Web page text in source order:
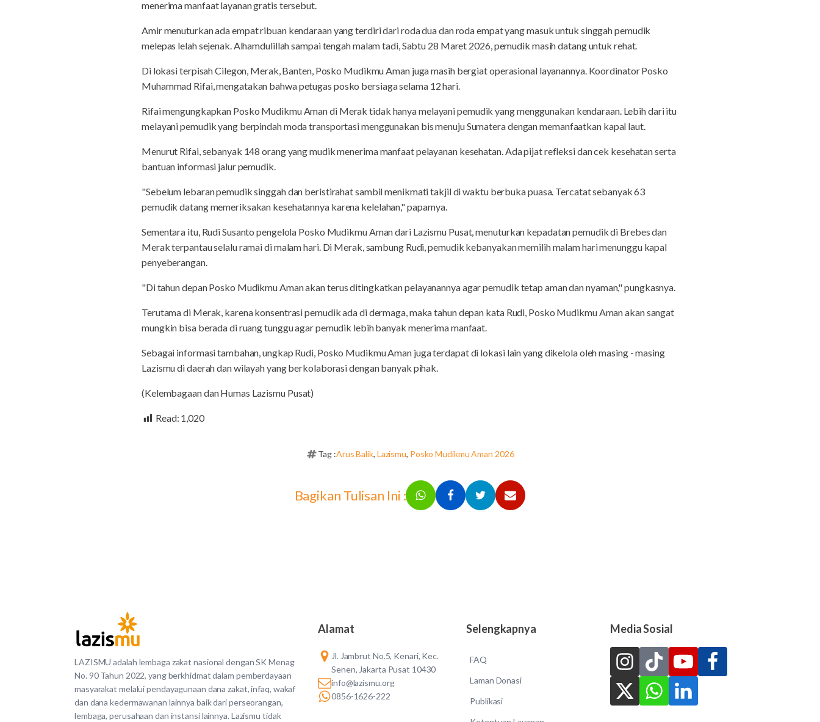
menerima manfaat layanan gratis tersebut.
Amir menuturkan ada empat ribuan kendaraan yang terdiri dari roda dua dan roda empat yang masuk untuk singgah pemudik
melepas lelah sejenak. Alhamdulillah sampai tengah malam tadi, Sabtu 28 Maret 2026, pemudik masih datang untuk rehat.
Di lokasi terpisah Cilegon, Merak, Banten, Posko Mudikmu Aman juga masih bergiat operasional layanannya. Koordinator Posko
Muhammad Rifai, mengatakan bahwa petugas posko bersiaga selama 12 hari.
Rifai mengungkapkan Posko Mudikmu Aman di Merak tidak hanya melayani pemudik yang menggunakan kendaraan. Lebih dari itu
melayani pemudik yang berpindah moda transportasi menggunakan bis menuju Sumatera dengan memanfaatkan kapal laut.
Menurut Rifai, sebanyak 148 orang yang mudik menerima manfaat pelayanan kesehatan. Ada pijat refleksi dan cek kesehatan serta
bantuan informasi jalur pemudik.
"Sebelum lebaran pemudik singgah dan beristirahat sambil menikmati takjil di waktu berbuka puasa. Tercatat sebanyak 63
pemudik datang memeriksakan kesehatannya karena kelelahan," paparnya.
Sementara itu, Rudi Susanto pengelola Posko Mudikmu Aman dari Lazismu Pusat, menuturkan kepadatan pemudik di Brebes dan
Merak terpantau selalu ramai di malam hari. Di Merak, sambung Rudi, pemudik kebanyakan memilih malam hari menunggu kapal
penyeberangan.
"Di tahun depan Posko Mudikmu Aman akan terus ditingkatkan pelayanannya agar pemudik tetap aman dan nyaman," pungkasnya.
Terutama di Merak, karena konsentrasi pemudik ada di dermaga, maka tahun depan kata Rudi, Posko Mudikmu Aman akan sangat
mungkin bisa berada di ruang tunggu agar pemudik lebih banyak menerima manfaat.
Sebagai informasi tambahan, ungkap Rudi, Posko Mudikmu Aman juga terdapat di lokasi lain yang dikelola oleh masing - masing
Lazismu di daerah dan wilayah yang berkolaborasi dengan banyak pihak.
(Kelembagaan dan Humas Lazismu Pusat)
Read: 1,020
Tag :Arus Balik, Lazismu, Posko Mudikmu Aman 2026
Bagikan Tulisan Ini :
LAZISMU adalah lembaga zakat nasional dengan SK Menag
No. 90 Tahun 2022, yang berkhidmat dalam pemberdayaan
masyarakat melalui pendayagunaan dana zakat, infaq, wakaf
dan dana kedermawanan lainnya baik dari perseorangan,
lembaga, perusahaan dan instansi lainnya. Lazismu tidak
Alamat
Jl. Jambrut No.5, Kenari, Kec.
Senen, Jakarta Pusat 10430
info@lazismu.org
0856-1626-222
Selengkapnya
FAQ
Laman Donasi
Publikasi
Media Sosial